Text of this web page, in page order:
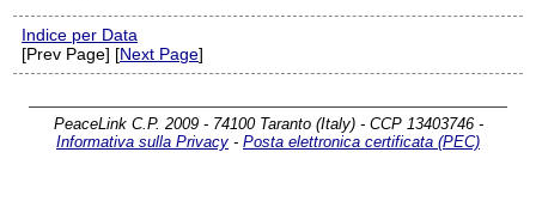
Indice per Data
[Prev Page] [Next Page]
PeaceLink C.P. 2009 - 74100 Taranto (Italy) - CCP 13403746 -
Informativa sulla Privacy - Posta elettronica certificata (PEC)